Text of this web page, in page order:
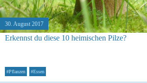
30. August 2017
Erkennst du diese 10 heimischen Pilze?
#Pflanzen #Essen